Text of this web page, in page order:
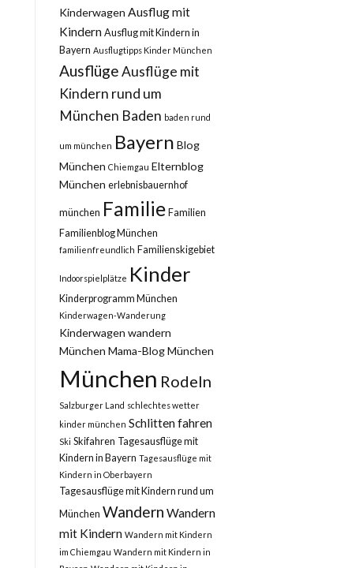
Kinderwagen Ausflug mit
Kindern Ausflug mit Kindern in
Bayern Ausflugtipps Kinder München
AusflügeAusflüge mit
Kindern rund um
München Baden baden rund
um münchen Bayern Blog
München Chiemgau Elternblog
München erlebnisbauernhof
münchen Familie Familien
Familienblog München
familienfreundlich Familienskigebiet
Indoorspielplätze Kinder
Kinderprogramm München
Kinderwagen-Wanderung
Kinderwagen wandern
München Mama-Blog München
München Rodeln
Salzburger Land schlechtes wetter
kinder münchen Schlitten fahren
Ski Skifahren Tagesausflüge mit
Kindern in Bayern Tagesausflüge mit
Kindern in Oberbayern
Tagesausflüge mit Kindern rund um
München Wandern Wandern
mit Kindern Wandern mit Kindern
im Chiemgau Wandern mit Kindern in